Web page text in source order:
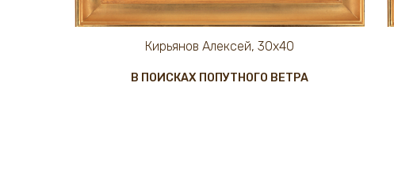
Кирьянов Алексей, 30х40
В ПОИСКАХ ПОПУТНОГО ВЕТРА